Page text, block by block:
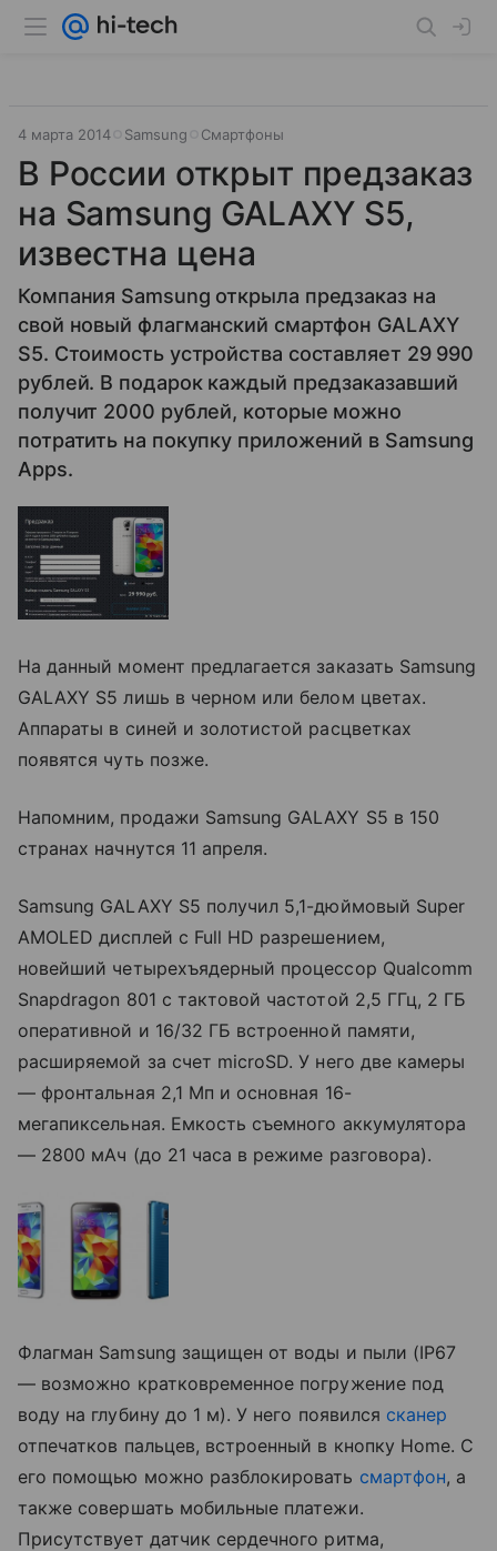
4 марта 2014 Samsung Смартфоны
В России открыт предзаказ
на Samsung GALAXY S5,
известна цена
Компания Samsung открыла предзаказ на
свой новый флагманский смартфон GALAXY
S5. Стоимость устройства составляет 29 990
рублей. В подарок каждый предзаказавший
получит 2000 рублей, которые можно
потратить на покупку приложений в Samsung
Apps.
На данный момент предлагается заказать Samsung
GALAXY S5 лишь в черном или белом цветах.
Аппараты в синей и золотистой расцветках
появятся чуть позже.
Напомним, продажи Samsung GALAXY S5 в 150
странах начнутся 11 апреля.
Samsung GALAXY S5 получил 5,1-дюймовый Super
AMOLED дисплей с Full HD разрешением,
новейший четырехъядерный процессор Qualcomm
Snapdragon 801 с тактовой частотой 2,5 ГГц, 2 ГБ
оперативной и 16/32 ГБ встроенной памяти,
расширяемой за счет microSD. У него две камеры
— фронтальная 2,1 Мп и основная 16-
мегапиксельная. Емкость съемного аккумулятора
— 2800 мАч (до 21 часа в режиме разговора).
Флагман Samsung защищен от воды и пыли (IP67
— возможно кратковременное погружение под
воду на глубину до 1 м). У него появился сканер
отпечатков пальцев, встроенный в кнопку Home. С
его помощью можно разблокировать смартфон, а
также совершать мобильные платежи.
Присутствует датчик сердечного ритма,